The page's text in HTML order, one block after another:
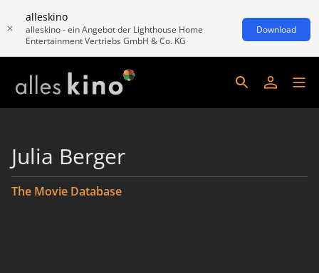
alleskino
alleskino - ein Angebot der Lighthouse Home
Entertainment Vertriebs GmbH & Co. KG
Download
Julia Berger
The Movie Database